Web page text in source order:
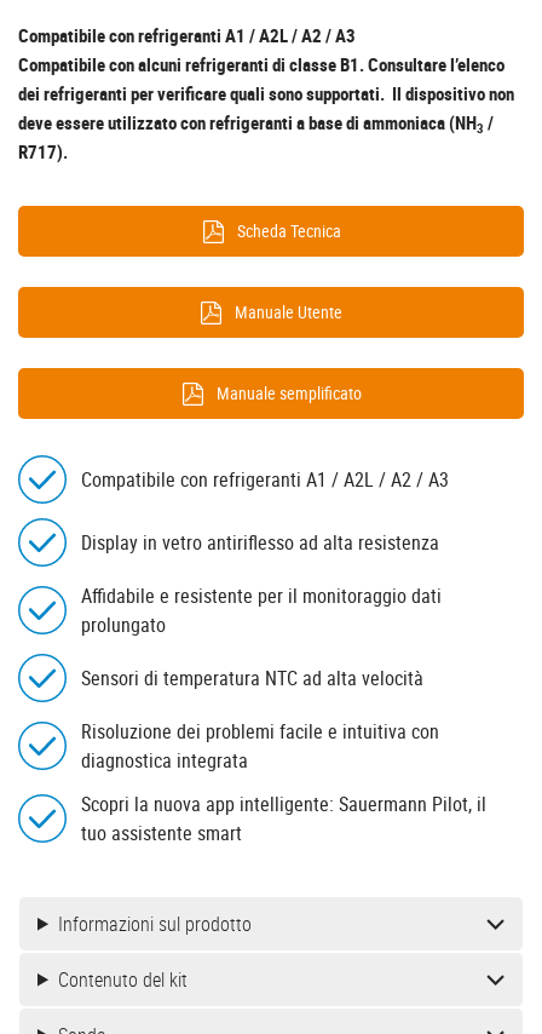
Compatibile con refrigeranti A1 / A2L / A2 / A3
Compatibile con alcuni refrigeranti di classe B1. Consultare l’elenco
dei refrigeranti per verificare quali sono supportati. Il dispositivo non
deve essere utilizzato con refrigeranti a base di ammoniaca (NH3 /
R717).
Scheda Tecnica
Manuale Utente
Manuale semplificato
Compatibile con refrigeranti A1 / A2L / A2 / A3
Display in vetro antiriflesso ad alta resistenza
Affidabile e resistente per il monitoraggio dati
prolungato
Sensori di temperatura NTC ad alta velocità
Risoluzione dei problemi facile e intuitiva con
diagnostica integrata
Scopri la nuova app intelligente: Sauermann Pilot, il
tuo assistente smart
Informazioni sul prodotto
Contenuto del kit